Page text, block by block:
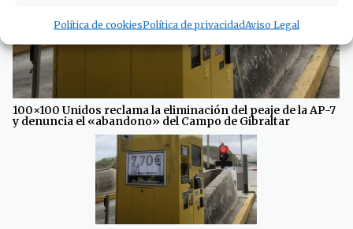
Política de cookiesPolítica de privacidadAviso Legal
100×100 Unidos reclama la eliminación del peaje de la AP-7
y denuncia el «abandono» del Campo de Gibraltar